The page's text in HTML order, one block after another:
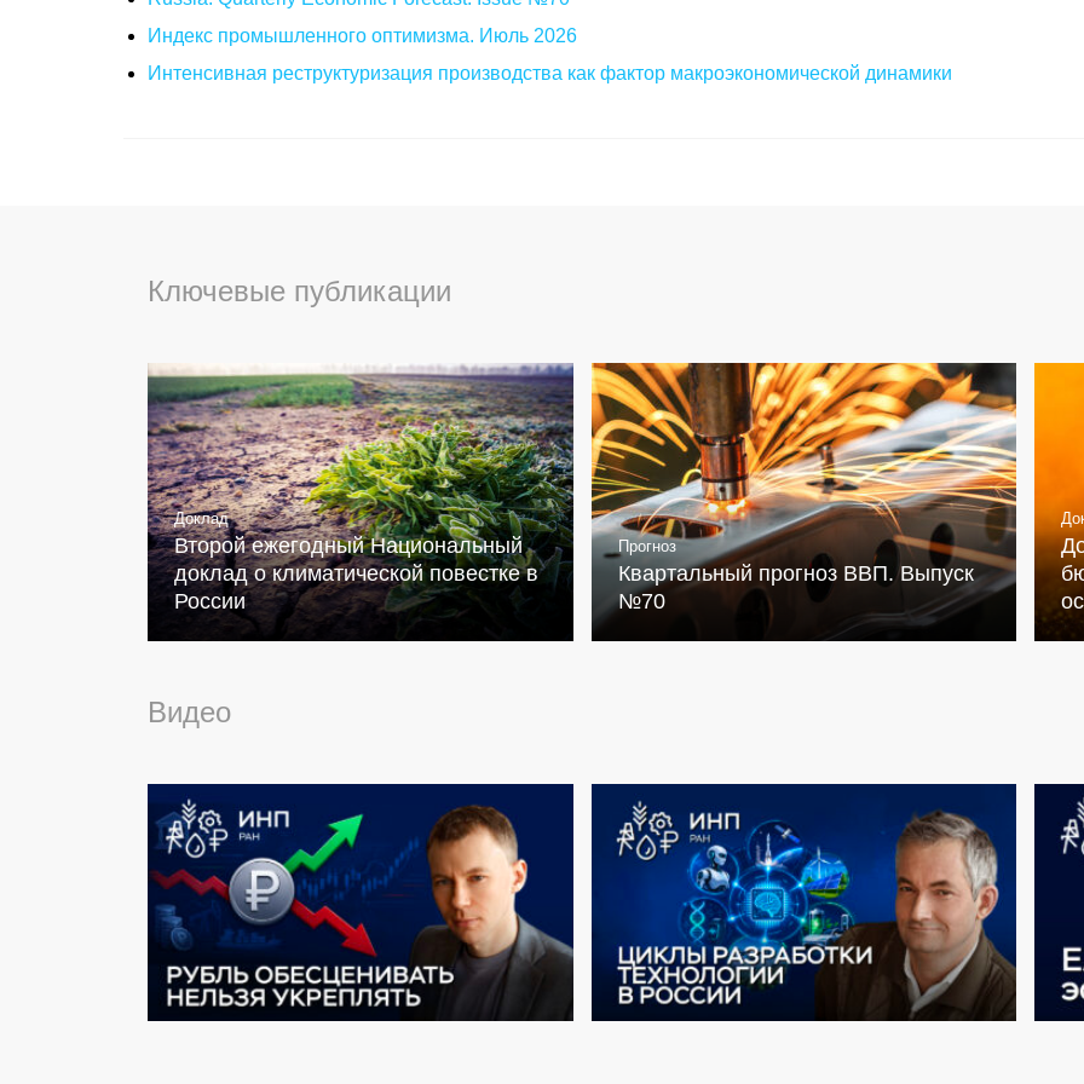
Индекс промышленного оптимизма. Июль 2026
Интенсивная реструктуризация производства как фактор макроэкономической динамики
Ключевые публикации
Доклад
Второй ежегодный Национальный
доклад о климатической повестке в
России
Прогноз
Квартальный прогноз ВВП. Выпуск
№70
Видео